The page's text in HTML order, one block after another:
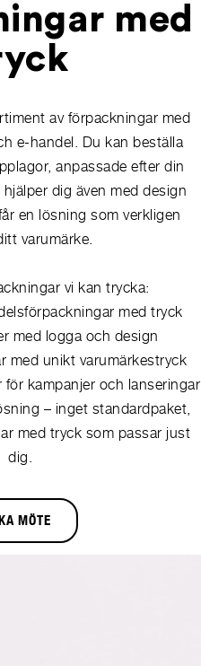
med
av förpackningar med
e-handel. Du kan beställa
anpassade efter din
dig även med design
en lösning som verkligen
varumärke.
vi kan trycka:
med tryck
med logga och design
med unikt varumärkestryck
kampanjer och lanseringar
– inget standardpaket,
med tryck som passar just
dig.
MÖTE